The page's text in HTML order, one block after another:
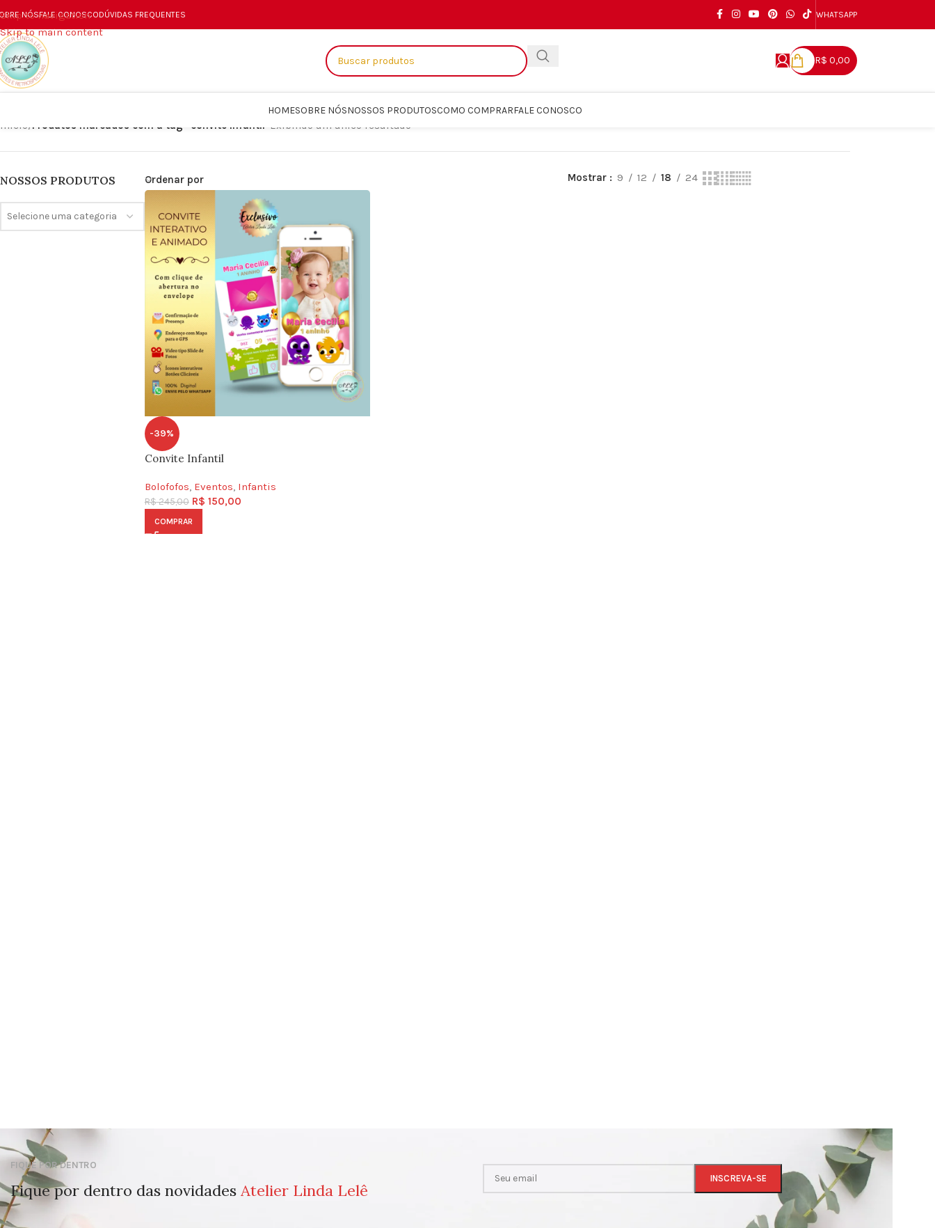
Skip to navigation
Skip to main content
NÓSFALE CONOSCODÚVIDAS FREQUENTES WHATSAPP
R$ 0,00
HOMESOBRE NÓSNOSSOS PRODUTOSCOMO COMPRARFALE CONOSCO
Início/ Produtos marcados com a tag “convite infantil” Exibindo um único resultado
NOSSOS PRODUTOS
Selecione uma categoria
Ordenar por Mostrar 9 12 18 24
-39%
Convite Infantil
Bolofofos, Eventos, Infantis
R$245,00 R$ 150,00
COMPRAR
FIQUE POR DENTRO
Fique por dentro das novidades Atelier Linda Lelê